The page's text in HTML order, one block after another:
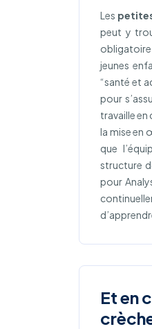
Les
peut y
jeunes
“santé et
pour
travaille
la mise en
que
structure
pour
Et en